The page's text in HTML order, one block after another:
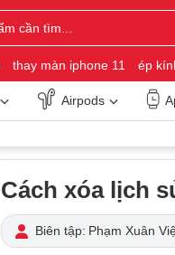
thay màn iphone 11 ép
Airpods
Cách xóa lịch
Biên tập: Phạm Xuân